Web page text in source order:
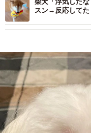
スン→反応してた